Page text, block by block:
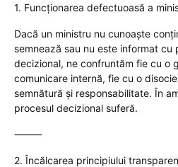
1. Funcționarea defectuoasă a
Dacă un ministru nu cunoaște
semnează sau nu este informat cu
decizional, ne confruntăm fie cu o
comunicare internă, fie cu o
semnătură și responsabilitate. În
procesul decizional suferă.
⸻
2. Încălcarea principiului